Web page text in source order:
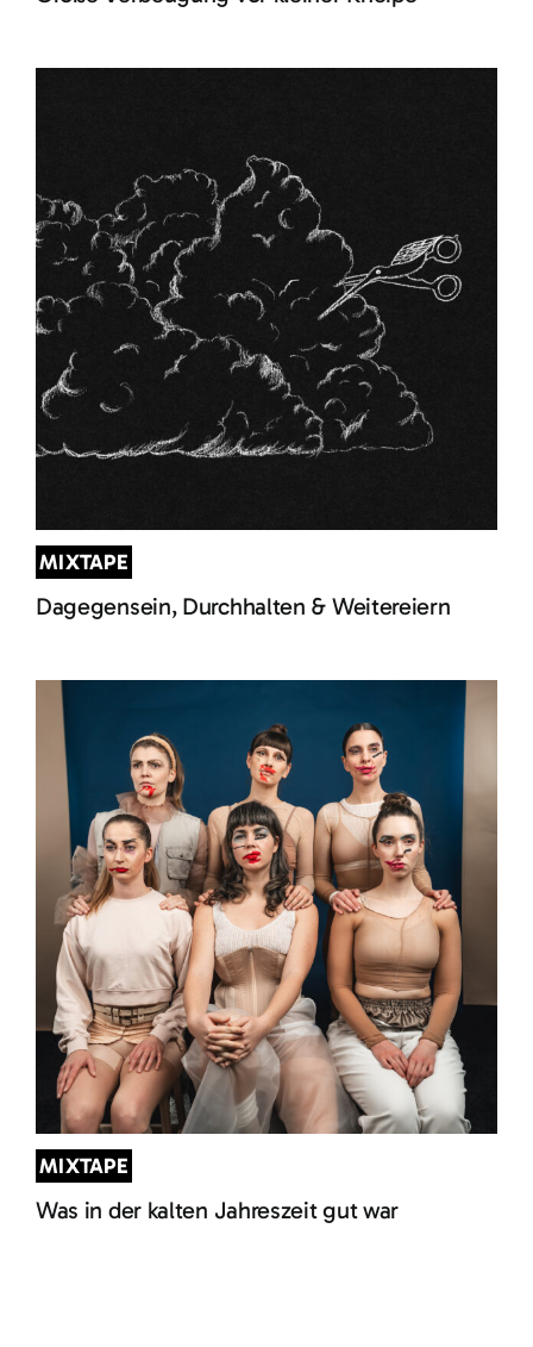
MIXTAPE
Dagegensein, Durchhalten & Weitereiern
MIXTAPE
Was in der kalten Jahreszeit gut war